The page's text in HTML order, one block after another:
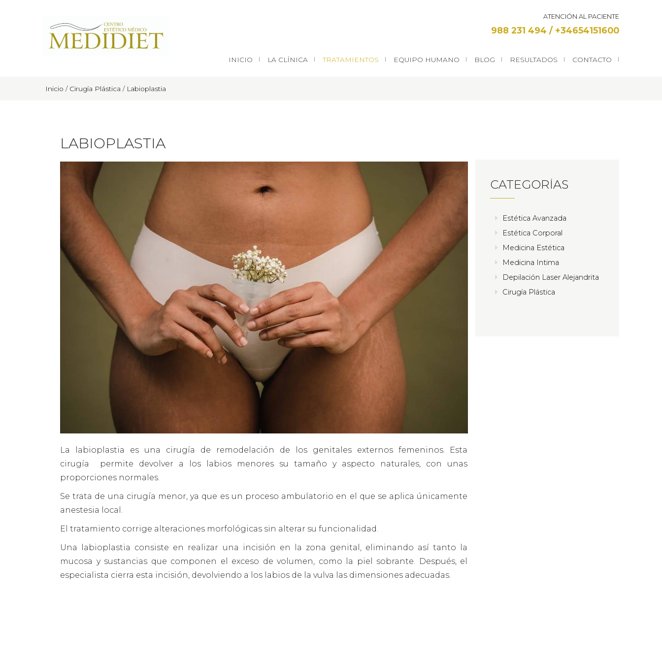
ATENCIÓN AL PACIENTE
988 231 494 / +34654151600
INICIO LA CLÍNICA TRATAMIENTOS EQUIPO HUMANO BLOG RESULTADOS CONTACTO
Inicio / Cirugía Plástica / Labioplastia
LABIOPLASTIA
La labioplastia es una cirugía de remodelación de los genitales externos femeninos. Esta
cirugía permite devolver a los labios menores su tamaño y aspecto naturales, con unas
proporciones normales.
Se trata de una cirugía menor, ya que es un proceso ambulatorio en el que se aplica únicamente
anestesia local.
El tratamiento corrige alteraciones morfológicas sin alterar su funcionalidad.
Una labioplastia consiste en realizar una incisión en la zona genital, eliminando así tanto la
mucosa y sustancias que componen el exceso de volumen, como la piel sobrante. Después, el
especialista cierra esta incisión, devolviendo a los labios de la vulva las dimensiones adecuadas.
CATEGORÍAS
Estética Avanzada
Estética Corporal
Medicina Estética
Medicina Intima
Depilación Laser Alejandrita
Cirugía Plástica